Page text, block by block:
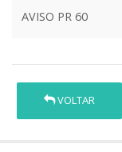
AVISO PR 60
VOLTAR